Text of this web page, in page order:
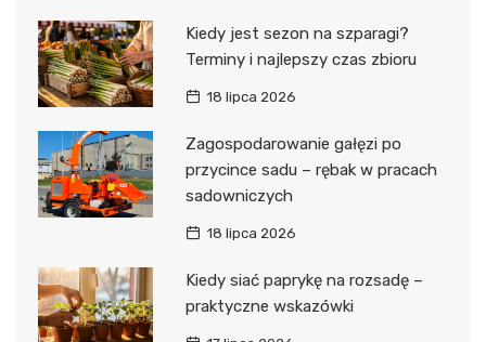
Kiedy jest sezon na szparagi?
Terminy i najlepszy czas zbioru
18 lipca 2026
Zagospodarowanie gałęzi po
przycince sadu – rębak w pracach
sadowniczych
18 lipca 2026
Kiedy siać paprykę na rozsadę –
praktyczne wskazówki